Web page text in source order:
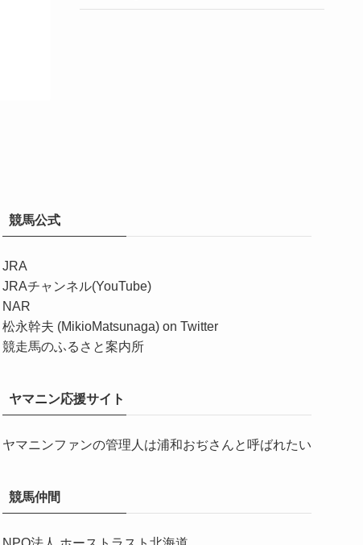
競馬公式
JRA
JRAチャンネル(YouTube)
NAR
松永幹夫 (MikioMatsunaga) on Twitter
競走馬のふるさと案内所
ヤマニン応援サイト
ヤマニンファンの管理人は浦和おぢさんと呼ばれたい
競馬仲間